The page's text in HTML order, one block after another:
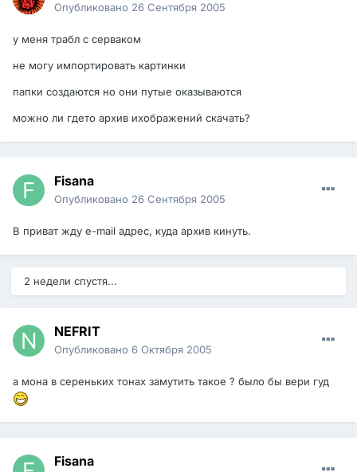
Опубликовано 26 Сентября 2005
у меня трабл с серваком
не могу импортировать картинки
папки создаются но они путые оказываются
можно ли гдето архив ихображений скачать?
Fisana
Опубликовано 26 Сентября 2005
В приват жду e-mail адрес, куда архив кинуть.
2 недели спустя...
NEFRIT
Опубликовано 6 Октября 2005
а мона в сереньких тонах замутить такое ? было бы вери гуд
Fisana